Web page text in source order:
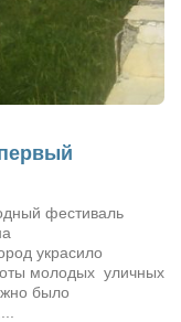
Анплеев А.Б.
КП Сумская
№4
дистрибьюторов
ресторан
— кафе
фестиваль
украсило
молодых уличных
было